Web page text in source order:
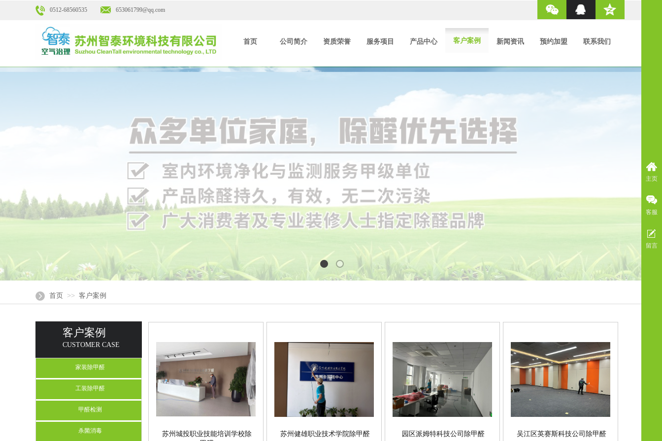
首页 公司简介 资质荣誉 服务项目 产品中心 客户案例 新闻资讯 预约加盟 联系我们
0512-68560535 653061799@qq.com
首页 >> 客户案例
苏州城投职业技能培训学校除
苏州健雄职业技术学院除甲醛 园区派姆特科技公司除甲醛 吴江区英赛斯科技公司除甲醛
客户案例
CUSTOMER CASE
家装除甲醛
工装除甲醛
甲醛检测
杀菌消毒
主页
客服
留言